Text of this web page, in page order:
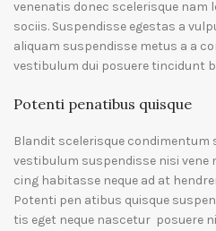
venenatis donec scelerisque nam
sociis. Suspendisse egestas a
aliquam suspendisse metus a a
vestibulum dui posuere tincidunt
Potenti penatibus quisque
Blandit scelerisque condimentum
vestibulum suspendisse nisi vene
cing habitasse neque ad at
Potenti pen atibus quisque
tis eget neque nascetur posuere